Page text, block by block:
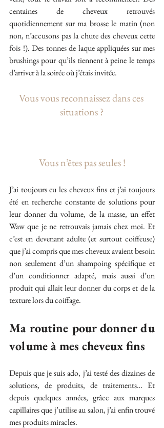
centaines de cheveux retrouvés
quotidiennement sur ma brosse le matin (non
non, n’accusons pas la chute des cheveux cette
fois !). Des tonnes de laque appliquées sur mes
brushings pour qu’ils tiennent à peine le temps
d’arriver à la soirée où j’étais invitée.
Vous vous reconnaissez dans ces
situations ?
Vous n’êtes pas seules !
J’ai toujours eu les cheveux fins et j’ai toujours
été en recherche constante de solutions pour
leur donner du volume, de la masse, un effet
Waw que je ne retrouvais jamais chez moi. Et
c’est en devenant adulte (et surtout coiffeuse)
que j’ai compris que mes cheveux avaient besoin
non seulement d’un shampoing spécifique et
d’un conditionner adapté, mais aussi d’un
produit qui allait leur donner du corps et de la
texture lors du coiffage.
Ma routine pour donner du
volume à mes cheveux fins
Depuis que je suis ado, j’ai testé des dizaines de
solutions, de produits, de traitements… Et
depuis quelques années, grâce aux marques
capillaires que j’utilise au salon, j’ai enfin trouvé
mes produits miracles.